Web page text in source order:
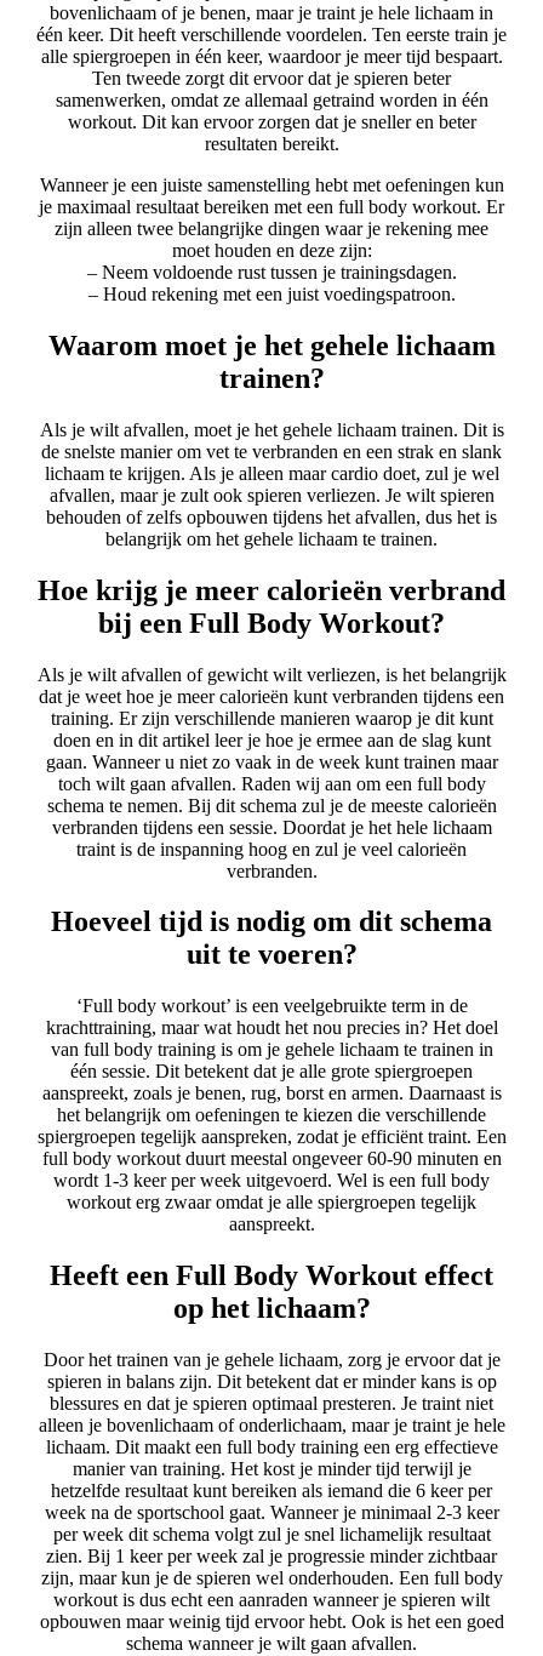
bovenlichaam of je benen, maar je traint je hele lichaam in
één keer. Dit heeft verschillende voordelen. Ten eerste train je
alle spiergroepen in één keer, waardoor je meer tijd bespaart.
Ten tweede zorgt dit ervoor dat je spieren beter
samenwerken, omdat ze allemaal getraind worden in één
workout. Dit kan ervoor zorgen dat je sneller en beter
resultaten bereikt.
Wanneer je een juiste samenstelling hebt met oefeningen kun
je maximaal resultaat bereiken met een full body workout. Er
zijn alleen twee belangrijke dingen waar je rekening mee
moet houden en deze zijn:
– Neem voldoende rust tussen je trainingsdagen.
– Houd rekening met een juist voedingspatroon.
Waarom moet je het gehele lichaam
trainen?
Als je wilt afvallen, moet je het gehele lichaam trainen. Dit is
de snelste manier om vet te verbranden en een strak en slank
lichaam te krijgen. Als je alleen maar cardio doet, zul je wel
afvallen, maar je zult ook spieren verliezen. Je wilt spieren
behouden of zelfs opbouwen tijdens het afvallen, dus het is
belangrijk om het gehele lichaam te trainen.
Hoe krijg je meer calorieën verbrand
bij een Full Body Workout?
Als je wilt afvallen of gewicht wilt verliezen, is het belangrijk
dat je weet hoe je meer calorieën kunt verbranden tijdens een
training. Er zijn verschillende manieren waarop je dit kunt
doen en in dit artikel leer je hoe je ermee aan de slag kunt
gaan. Wanneer u niet zo vaak in de week kunt trainen maar
toch wilt gaan afvallen. Raden wij aan om een full body
schema te nemen. Bij dit schema zul je de meeste calorieën
verbranden tijdens een sessie. Doordat je het hele lichaam
traint is de inspanning hoog en zul je veel calorieën
verbranden.
Hoeveel tijd is nodig om dit schema
uit te voeren?
‘Full body workout’ is een veelgebruikte term in de
krachttraining, maar wat houdt het nou precies in? Het doel
van full body training is om je gehele lichaam te trainen in
één sessie. Dit betekent dat je alle grote spiergroepen
aanspreekt, zoals je benen, rug, borst en armen. Daarnaast is
het belangrijk om oefeningen te kiezen die verschillende
spiergroepen tegelijk aanspreken, zodat je efficiënt traint. Een
full body workout duurt meestal ongeveer 60-90 minuten en
wordt 1-3 keer per week uitgevoerd. Wel is een full body
workout erg zwaar omdat je alle spiergroepen tegelijk
aanspreekt.
Heeft een Full Body Workout effect
op het lichaam?
Door het trainen van je gehele lichaam, zorg je ervoor dat je
spieren in balans zijn. Dit betekent dat er minder kans is op
blessures en dat je spieren optimaal presteren. Je traint niet
alleen je bovenlichaam of onderlichaam, maar je traint je hele
lichaam. Dit maakt een full body training een erg effectieve
manier van training. Het kost je minder tijd terwijl je
hetzelfde resultaat kunt bereiken als iemand die 6 keer per
week na de sportschool gaat. Wanneer je minimaal 2-3 keer
per week dit schema volgt zul je snel lichamelijk resultaat
zien. Bij 1 keer per week zal je progressie minder zichtbaar
zijn, maar kun je de spieren wel onderhouden. Een full body
workout is dus echt een aanraden wanneer je spieren wilt
opbouwen maar weinig tijd ervoor hebt. Ook is het een goed
schema wanneer je wilt gaan afvallen.